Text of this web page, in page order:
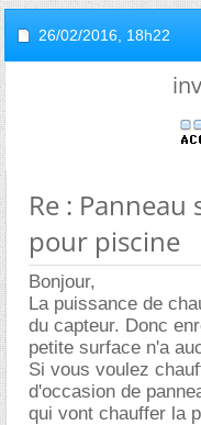
26/02/2016, 18h22
Re :
pour piscine
Bonjour,
La puissance de
du capteur. Donc
petite surface n'a
Si vous voulez
d'occasion de
qui vont chauffer la